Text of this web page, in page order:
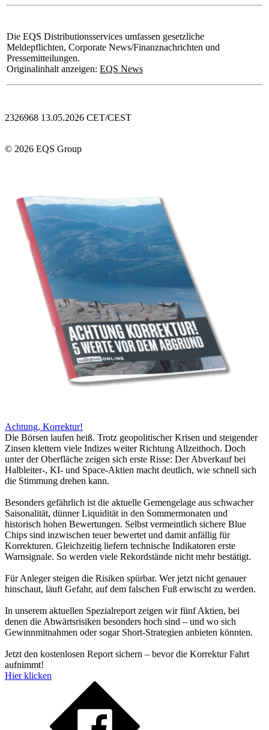
Die EQS Distributionsservices umfassen gesetzliche
Meldepflichten, Corporate News/Finanznachrichten und
Pressemitteilungen.
Originalinhalt anzeigen: EQS News
2326968 13.05.2026 CET/CEST
© 2026 EQS Group
Achtung, Korrektur!
Die Börsen laufen heiß. Trotz geopolitischer Krisen und steigender
Zinsen klettern viele Indizes weiter Richtung Allzeithoch. Doch
unter der Oberfläche zeigen sich erste Risse: Der Abverkauf bei
Halbleiter-, KI- und Space-Aktien macht deutlich, wie schnell sich
die Stimmung drehen kann.
Besonders gefährlich ist die aktuelle Gemengelage aus schwacher
Saisonalität, dünner Liquidität in den Sommermonaten und
historisch hohen Bewertungen. Selbst vermeintlich sichere Blue
Chips sind inzwischen teuer bewertet und damit anfällig für
Korrekturen. Gleichzeitig liefern technische Indikatoren erste
Warnsignale. So werden viele Rekordstände nicht mehr bestätigt.
Für Anleger steigen die Risiken spürbar. Wer jetzt nicht genauer
hinschaut, läuft Gefahr, auf dem falschen Fuß erwischt zu werden.
In unserem aktuellen Spezialreport zeigen wir fünf Aktien, bei
denen die Abwärtsrisiken besonders hoch sind – und wo sich
Gewinnmitnahmen oder sogar Short-Strategien anbieten könnten.
Jetzt den kostenlosen Report sichern – bevor die Korrektur Fahrt
aufnimmt!
Hier klicken